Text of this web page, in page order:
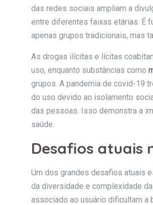
das redes sociais ampliam a
entre diferentes faixas etárias. É
apenas grupos tradicionais, mas
As drogas ilícitas e lícitas
uso, enquanto substâncias como
grupos. A pandemia de covid-19
do uso devido ao isolamento
das pessoas. Isso demonstra a
saúde.
Desafios atuais
Um dos grandes desafios atuais
da diversidade e complexidade
associado ao usuário dificultam a